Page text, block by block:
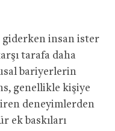
giderken insan ister
tarafa daha
bariyerlerin
genellikle kişiye
deneyimlerden
ek baskıları